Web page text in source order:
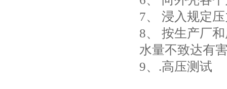
7、 浸入规定
8、 按生产厂
水量不致达有
9、.高压测试